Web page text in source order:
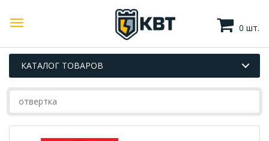
0 шт.
КАТАЛОГ ТОВАРОВ